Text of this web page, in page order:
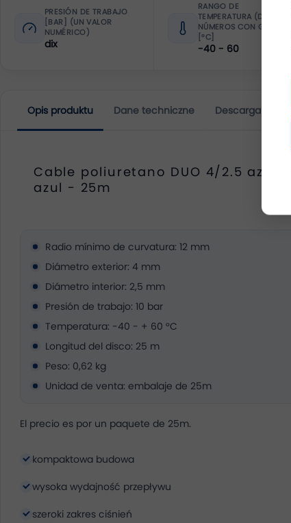
PRESIÓN DE TRABAJO
[BAR] (UN VALOR
NUMÉRICO)
dix
RANGO DE
TEMPERATURA (DOS
NÚMEROS CON GUIÓN)
[°C]
-40 - 60
Opis produktu Dane techniczne Descargar
Cable poliuretano DUO 4/2.5 azul-
azul - 25m
Radio mínimo de curvatura: 12 mm
Diámetro exterior: 4 mm
Diámetro interior: 2,5 mm
Presión de trabajo: 10 bar
Temperatura: -40 - + 60 °C
Longitud del disco: 25 m
Peso: 0,62 kg
Unidad de venta: embalaje de 25m
El precio es por un paquete de 25m.
kompaktowa budowa
wysoka wydajność przepływu
szeroki zakres ciśnień